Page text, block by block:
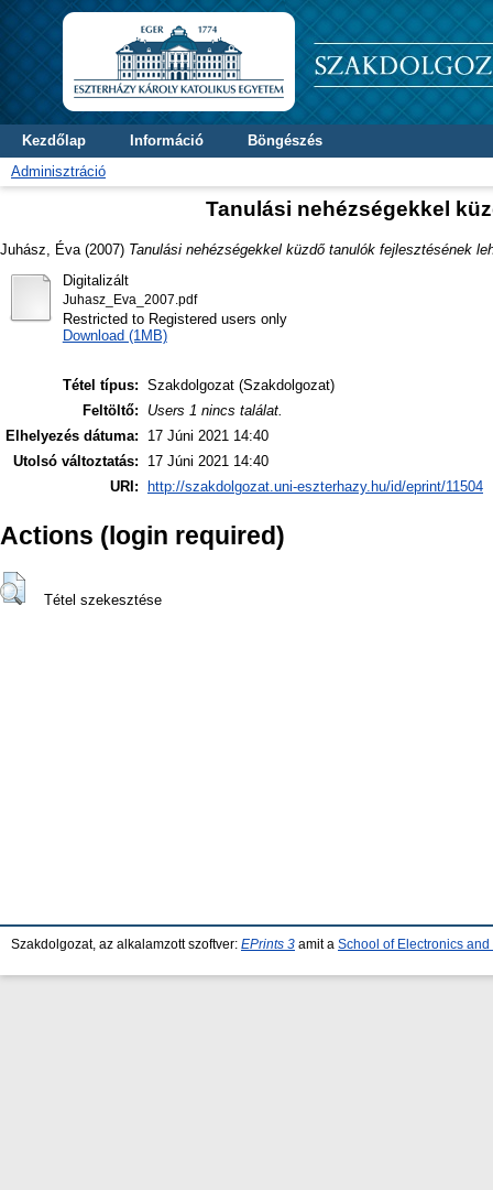
Kezdőlap Információ
Böngészés
Adminisztráció
Tanulási nehézségekkel
Juhász, Éva (2007) Tanulási nehézségekkel küzdő tanulók fejlesztésének
Digitalizált
Juhasz_Eva_2007.pdf
Restricted to Registered users only
Download (1MB)
Tétel típus: Szakdolgozat (Szakdolgozat)
Feltöltő:
Users 1 nincs találat.
Elhelyezés dátuma:
17 Júni 2021 14:40
Utolsó változtatás:
17 Júni 2021 14:40
URI:
http://szakdolgozat.uni-eszterhazy.hu/id/eprint/11504
Actions (login required)
Tétel szekesztése
Szakdolgozat, az alkalamzott szoftver: EPrints 3 amit a School of Electronics